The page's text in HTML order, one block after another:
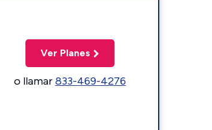
Ver Planes
o llamar833-469-4276